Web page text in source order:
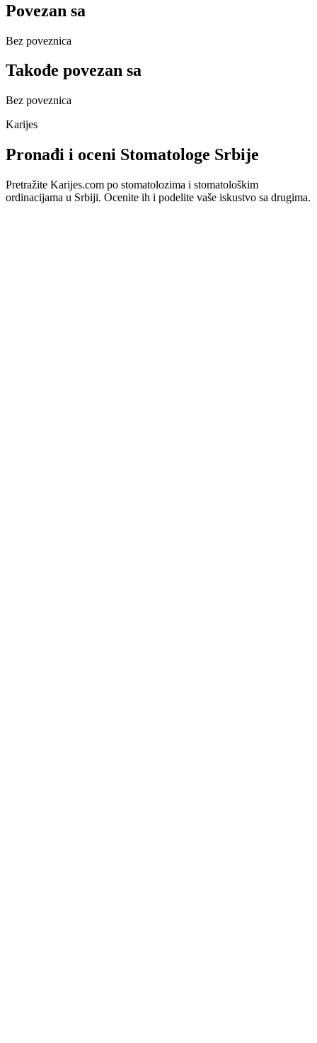
Povezan sa
Bez poveznica
Takođe povezan sa
Bez poveznica
Karijes
Pronađi i oceni Stomatologe Srbije
Pretražite Karijes.com po stomatolozima i stomatološkim
ordinacijama u Srbiji. Ocenite ih i podelite vaše iskustvo sa drugima.